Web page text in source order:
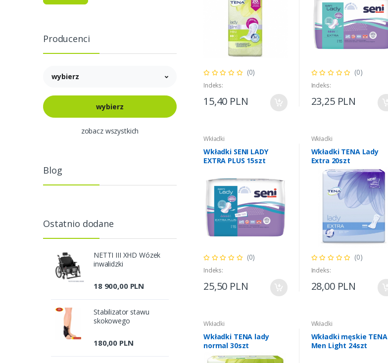
Producenci
wybierz
zobacz wszystkich
Blog
Ostatnio dodane
NETTI III XHD Wózek
inwalidzki
18 900,00 PLN
Stabilizator stawu
skokowego
180,00 PLN
(0)
Indeks:
15,40 PLN
(0)
Indeks:
23,25 PLN
Wkładki
Wkładki SENI LADY
EXTRA PLUS 15szt
(0)
Indeks:
25,50 PLN
Wkładki
Wkładki TENA Lady
Extra 20szt
(0)
Indeks:
28,00 PLN
Wkładki
Wkładki TENA lady
normal 30szt
Wkładki
Wkładki męskie TENA
Men Light 24szt